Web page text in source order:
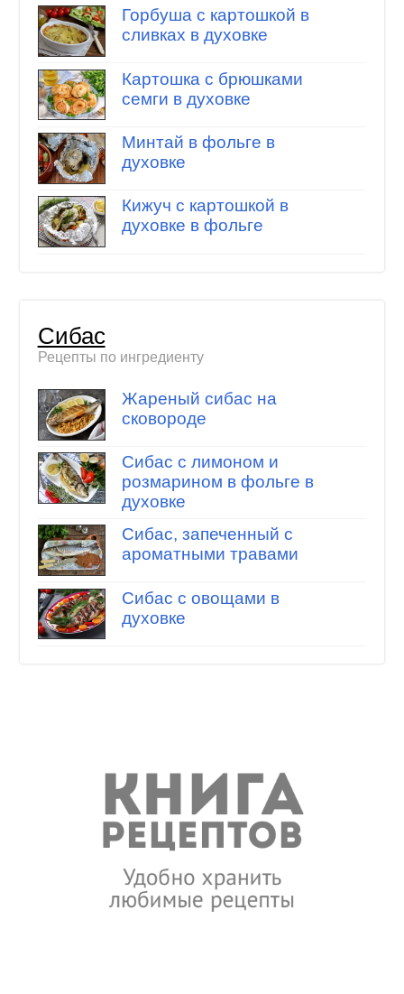
Горбуша с картошкой в
сливках в духовке
Картошка с брюшками
семги в духовке
Минтай в фольге в
духовке
Кижуч с картошкой в
духовке в фольге
Сибас
Рецепты по ингредиенту
Жареный сибас на
сковороде
Сибас с лимоном и
розмарином в фольге в
духовке
Сибас, запеченный с
ароматными травами
Сибас с овощами в
духовке